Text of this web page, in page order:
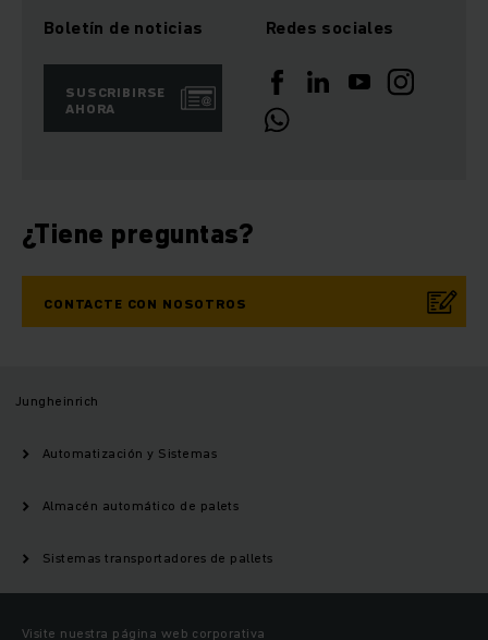
Boletín de noticias
SUSCRIBIRSE
AHORA
Redes sociales
¿Tiene preguntas?
CONTACTE CON NOSOTROS
Jungheinrich
Automatización y Sistemas
Almacén automático de palets
Sistemas transportadores de pallets
Visite nuestra página web corporativa